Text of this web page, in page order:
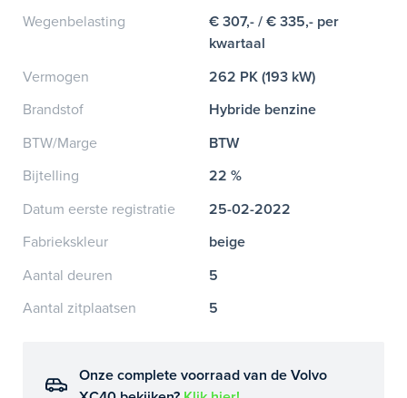
Wegenbelasting
€ 307,- / € 335,- per
kwartaal
Vermogen
262 PK (193 kW)
Brandstof
Hybride benzine
BTW/Marge
BTW
Bijtelling
22 %
Datum eerste registratie
25-02-2022
Fabriekskleur
beige
Aantal deuren
5
Aantal zitplaatsen
5
Onze complete voorraad van de Volvo